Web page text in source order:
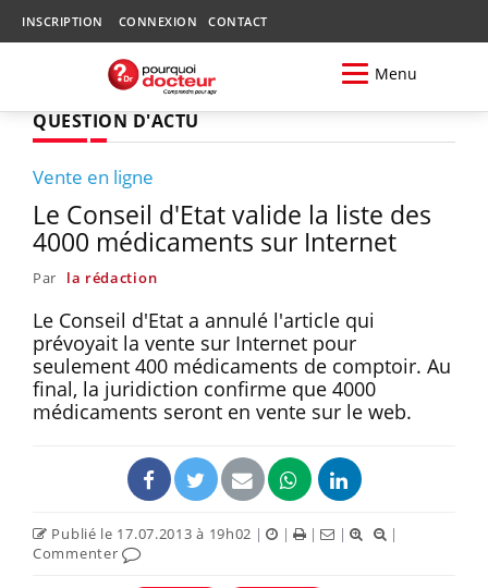
INSCRIPTION CONNEXION CONTACT
Menu
QUESTION D'ACTU
Vente en ligne
Le Conseil d'Etat valide la liste des
4000 médicaments sur Internet
Par la rédaction
Le Conseil d'Etat a annulé l'article qui
prévoyait la vente sur Internet pour
seulement 400 médicaments de comptoir. Au
final, la juridiction confirme que 4000
médicaments seront en vente sur le web.
Publié le 17.07.2013 à 19h02 | | | |
|
Commenter